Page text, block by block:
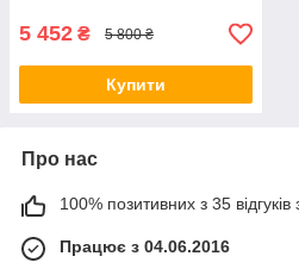
5 452 ₴ 5 800 ₴
Купити
Про нас
100% позитивних з 35 відгуків
Працює з 04.06.2016